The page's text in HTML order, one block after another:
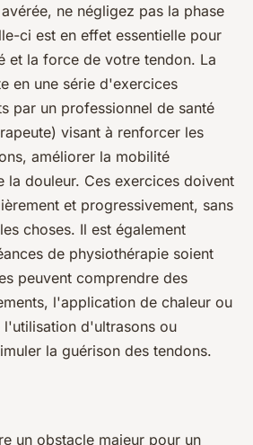
ne négligez pas la phase
ci est en effet essentielle pour
et la force de votre tendon. La
en une série d'exercices
par un professionnel de santé
visant à renforcer les
améliorer la mobilité
la douleur. Ces exercices doivent
et progressivement, sans
choses. Il est également
de physiothérapie soient
peuvent comprendre des
l'application de chaleur ou
d'ultrasons ou
la guérison des tendons.
un obstacle majeur pour un